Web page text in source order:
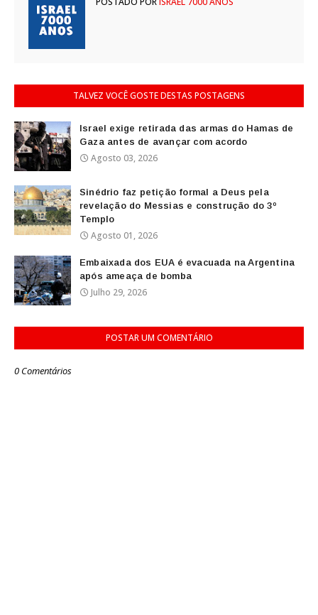
TALVEZ VOCÊ GOSTE DESTAS POSTAGENS
Israel exige retirada das armas do Hamas de
Gaza antes de avançar com acordo
Agosto 03, 2026
Sinédrio faz petição formal a Deus pela
revelação do Messias e construção do 3º
Templo
Agosto 01, 2026
Embaixada dos EUA é evacuada na Argentina
após ameaça de bomba
Julho 29, 2026
POSTAR UM COMENTÁRIO
0 Comentários